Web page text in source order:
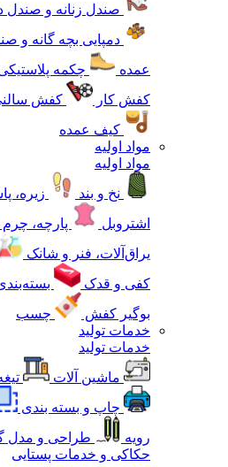
صندل زنانه و صندل
دمپایی بچه گانه و
عمده
چکمه
کفش کار
کفش
کیف عمده
مواد اولیه
مواد اولیه
نخ و بند
زیره،
اشتروبل
پارچه،
یراق‌آلات، فنر و شانک
کفی و قدک
بوگیر کفش
چسب
خدمات تولید
خدمات تولید
ماشین آلات
چاپ و بسته بندی
رویه
طراحی و مدل
حکاکی و خدمات پستایی